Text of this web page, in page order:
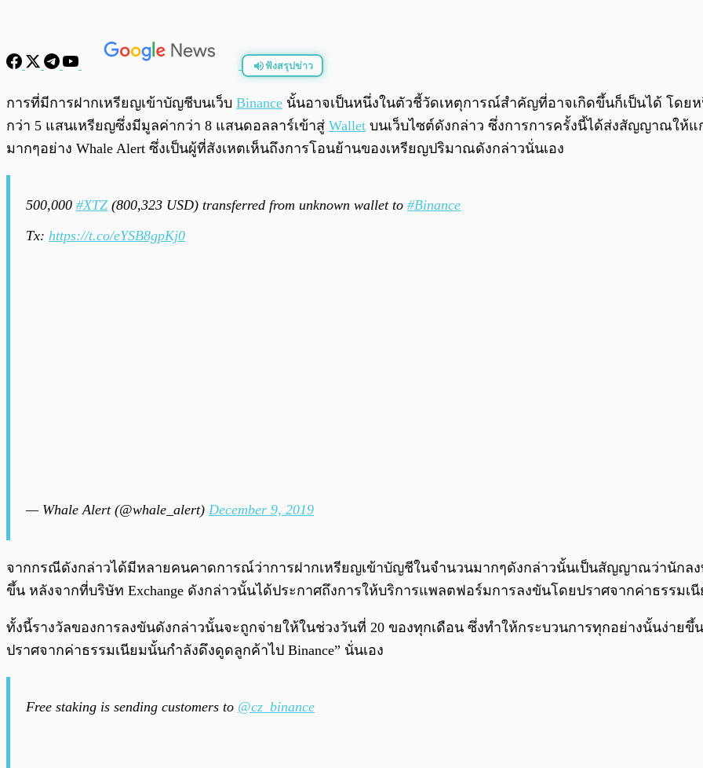
ฟังสรุปข่าว
พร้อมเล่น
การที่มีการฝากเหรียญเข้าบัญชีบนเว็บ Binance นั้นอาจเป็นหนึ่งในตัวชี้วัดเหตุการณ์สำคัญที่อาจเกิดขึ้นก็เป็นได้ โดยห
กว่า 5 แสนเหรียญซึ่งมีมูลค่ากว่า 8 แสนดอลลาร์เข้าสู่ Wallet บนเว็บไซต์ดังกล่าว ซึ่งการการครั้งนี้ได้ส่งสัญญาณให้
มากๆอย่าง Whale Alert ซึ่งเป็นผู้ที่สังเหตเห็นถึงการโอนย้านของเหรียญปริมาณดังกล่าวนั่นเอง
500,000 #XTZ (800,323 USD) transferred from unknown wallet to #Binance
Tx: https://t.co/eYSB8gpKj0
— Whale Alert (@whale_alert) December 9, 2019
จากกรณีดังกล่าวได้มีหลายคนคาดการณ์ว่าการฝากเหรียญเข้าบัญชีในจำนวนมากๆดังกล่าวนั้นเป็นสัญญาณว่านักลง
ขึ้น หลังจากที่บริษัท Exchange ดังกล่าวนั้นได้ประกาศถึงการให้บริการแพลตฟอร์มการลงขันโดยปราศจากค่าธรรมเ
ทั้งนี้รางวัลของการลงขันดังกล่าวนั้นจะถูกจ่ายให้ในช่วงวันที่ 20 ของทุกเดือน ซึ่งทำให้กระบวนการทุกอย่างนั้นง่าย
ปราศจากค่าธรรมเนียมนั้นกำลังดึงดูดลูกค้าไป Binance” นั่นเอง
Free staking is sending customers to @cz_binance